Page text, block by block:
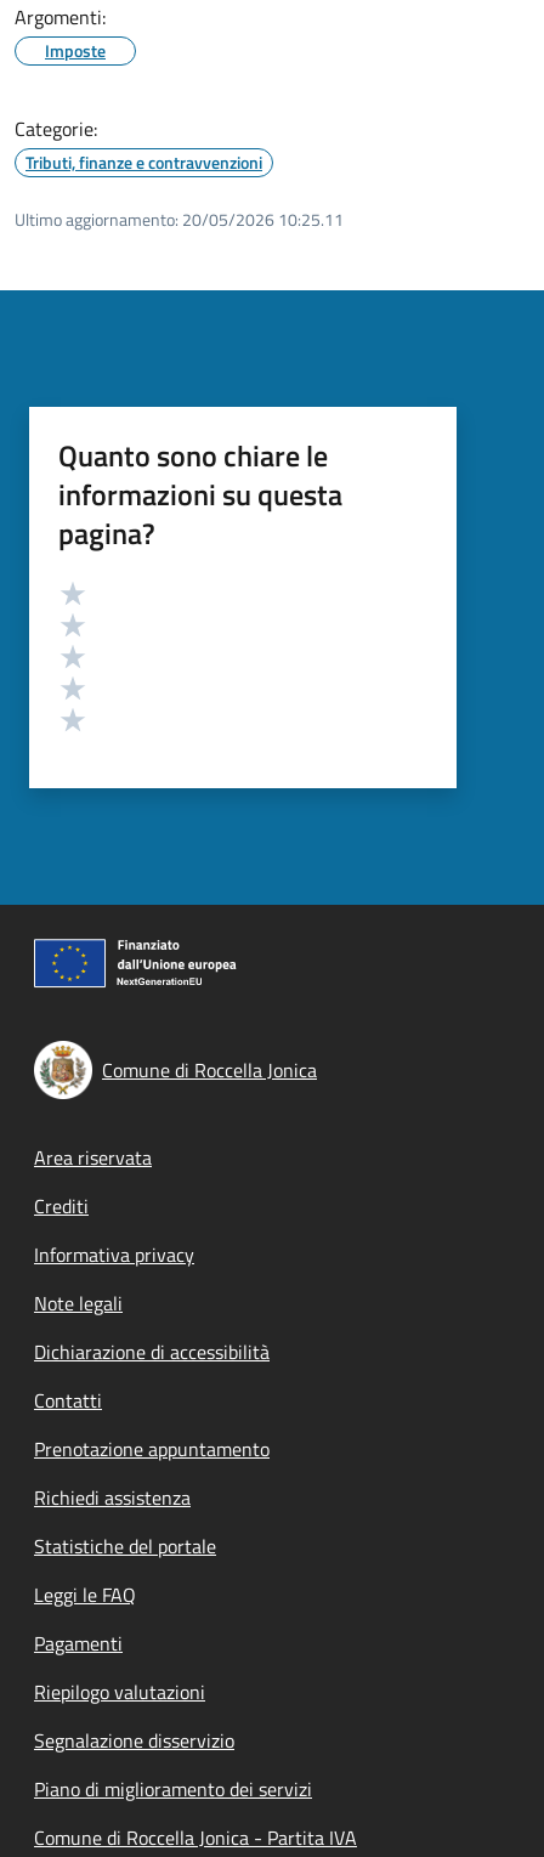
Argomenti:
Imposte
Categorie:
Tributi, finanze e contravvenzioni
Ultimo aggiornamento: 20/05/2026 10:25.11
Quanto sono chiare le
informazioni su questa
pagina?
Valutazione
Comune di Roccella Jonica
Footer menu
Area riservata
Crediti
Informativa privacy
Note legali
Dichiarazione di accessibilità
Contatti
Prenotazione appuntamento
Richiedi assistenza
Statistiche del portale
Leggi le FAQ
Pagamenti
Riepilogo valutazioni
Segnalazione disservizio
Piano di miglioramento dei servizi
Comune di Roccella Jonica - Partita IVA